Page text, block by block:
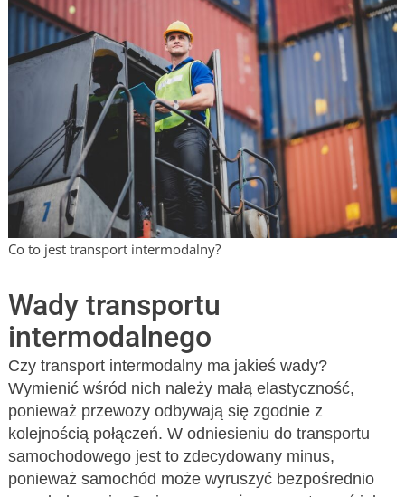
Co to jest transport intermodalny?
Wady transportu
intermodalnego
Czy transport intermodalny ma jakieś wady?
Wymienić wśród nich należy małą elastyczność,
ponieważ przewozy odbywają się zgodnie z
kolejnością połączeń. W odniesieniu do transportu
samochodowego jest to zdecydowany minus,
ponieważ samochód może wyruszyć bezpośrednio